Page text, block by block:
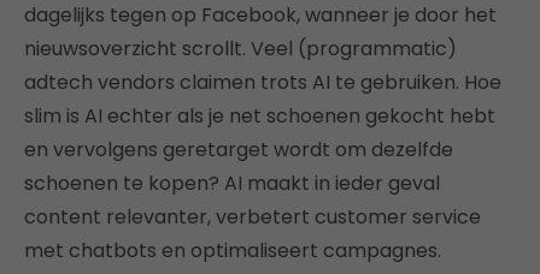
dagelijks tegen op Facebook, wanneer je door het
nieuwsoverzicht scrollt. Veel (programmatic)
adtech vendors claimen trots AI te gebruiken. Hoe
slim is AI echter als je net schoenen gekocht hebt
en vervolgens geretarget wordt om dezelfde
schoenen te kopen? AI maakt in ieder geval
content relevanter, verbetert customer service
met chatbots en optimaliseert campagnes.